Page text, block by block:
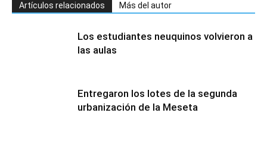
Artículos relacionados Más del autor
Los estudiantes neuquinos volvieron a
las aulas
Entregaron los lotes de la segunda
urbanización de la Meseta